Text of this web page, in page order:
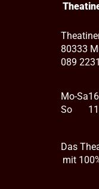
80333
089
Mo-Sa
So
Das
mit